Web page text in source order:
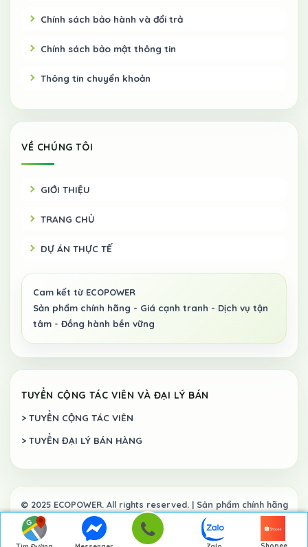
Chính sách bảo hành và đổi trả
Chính sách bảo mật thông tin
Thông tin chuyển khoản
VỀ CHÚNG TÔI
GIỚI THIỆU
TRANG CHỦ
DỰ ÁN THỰC TẾ
TUYỂN CỘNG TÁC VIÊN VÀ ĐẠI LÝ BÁN
> TUYỂN CỘNG TÁC VIÊN
> TUYỂN ĐẠI LÝ BÁN HÀNG